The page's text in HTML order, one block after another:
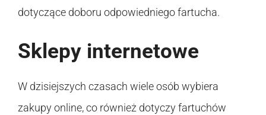
dotyczące doboru odpowiedniego fartucha.
Sklepy internetowe
W dzisiejszych czasach wiele osób wybiera
zakupy online, co również dotyczy fartuchów